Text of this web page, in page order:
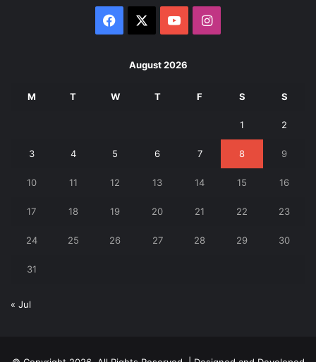
Facebook YouTubeInstagram
August 2026
M T W T F S S
1 2
3 4 5 6 7 8 9
10 11 12 13 14 15 16
17 18 19 20 21 22 23
24 25 26 27 28 29 30
31
« Jul